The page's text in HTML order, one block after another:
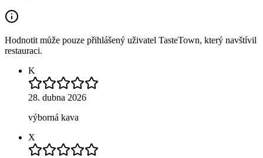
Hodnotit může pouze přihlášený uživatel TasteTown, který navštívil
restauraci.
K
28. dubna 2026
výborná kava
X